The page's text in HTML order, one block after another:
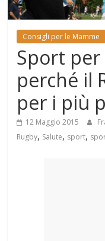
Mondo
Consigli per le Mamme
Sport
perché il
per i più
12 Maggio 2015
Rugby, Salute, sport,